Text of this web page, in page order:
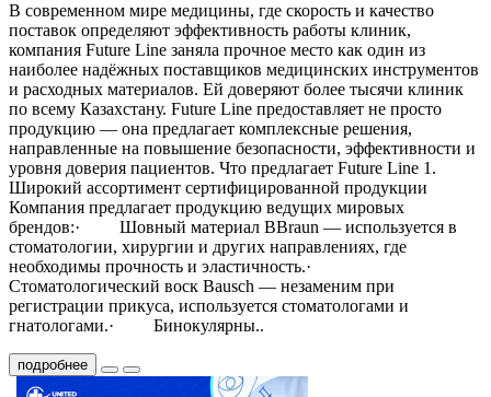
В современном мире медицины, где скорость и качество
поставок определяют эффективность работы клиник,
компания Future Line заняла прочное место как один из
наиболее надёжных поставщиков медицинских инструментов
и расходных материалов. Ей доверяют более тысячи клиник
по всему Казахстану. Future Line предоставляет не просто
продукцию — она предлагает комплексные решения,
направленные на повышение безопасности, эффективности и
уровня доверия пациентов. Что предлагает Future Line 1.
Широкий ассортимент сертифицированной продукции
Компания предлагает продукцию ведущих мировых
брендов:· Шовный материал BBraun — используется в
стоматологии, хирургии и других направлениях, где
необходимы прочность и эластичность.·
Стоматологический воск Bausch — незаменим при
регистрации прикуса, используется стоматологами и
гнатологами.· Бинокулярны..
подробнее